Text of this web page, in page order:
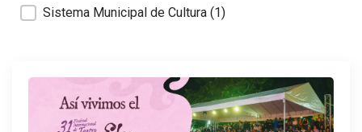
Sistema Municipal de Cultura (1)